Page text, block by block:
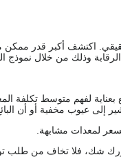
اكتشف أكبر قدر
وذلك من خلال نموذج
لفهم متوسط تكلفة
عيوب مخفية أو أن البائع
لمعدات مشابهة.
شك، فلا تخاف من